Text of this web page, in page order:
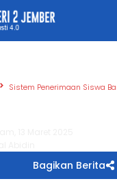
Sistem Penerimaan Siswa
Bagikan Berita